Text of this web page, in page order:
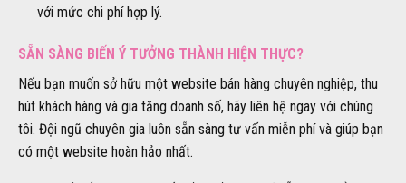
với mức chi phí hợp lý.
SẴN SÀNG BIẾN Ý TƯỞNG THÀNH HIỆN THỰC?
Nếu bạn muốn sở hữu một website bán hàng chuyên nghiệp, thu
hút khách hàng và gia tăng doanh số, hãy liên hệ ngay với chúng
tôi. Đội ngũ chuyên gia luôn sẵn sàng tư vấn miễn phí và giúp bạn
có một website hoàn hảo nhất.